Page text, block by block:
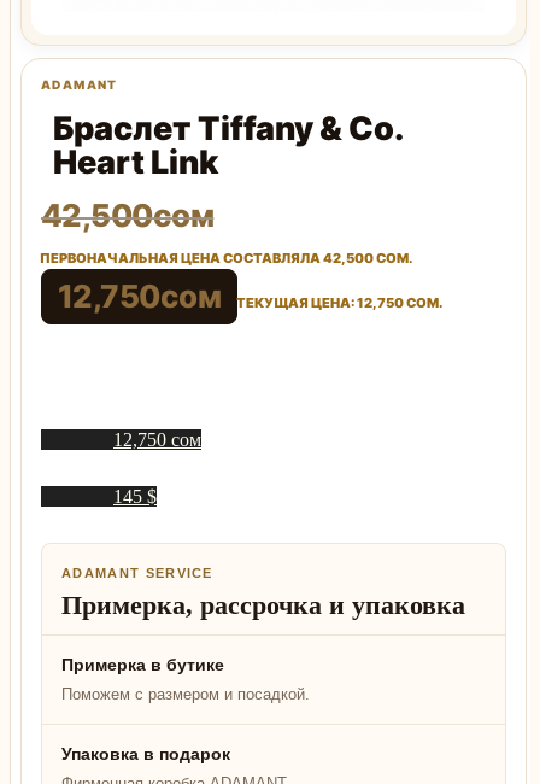
Браслет Tiffany & Co.
Heart Link
42,500сом
ПЕРВОНАЧАЛЬНАЯ ЦЕНА СОСТАВЛЯЛА 42,500 СОМ.
12,750сом ТЕКУЩАЯ ЦЕНА: 12,750 СОМ.
12,750 сом
145 $
ADAMANT SERVICE
Примерка, рассрочка и упаковка
Примерка в бутике
Поможем с размером и посадкой.
Упаковка в подарок